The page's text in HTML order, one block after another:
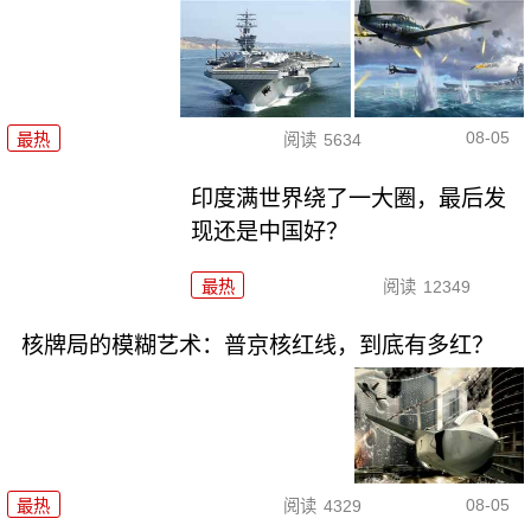
最热 阅读 5634 08-05
印度满世界绕了一大圈，最后发
现还是中国好？
最热 阅读 12349
核牌局的模糊艺术：普京核红线，到底有多红？
最热 阅读 4329 08-05